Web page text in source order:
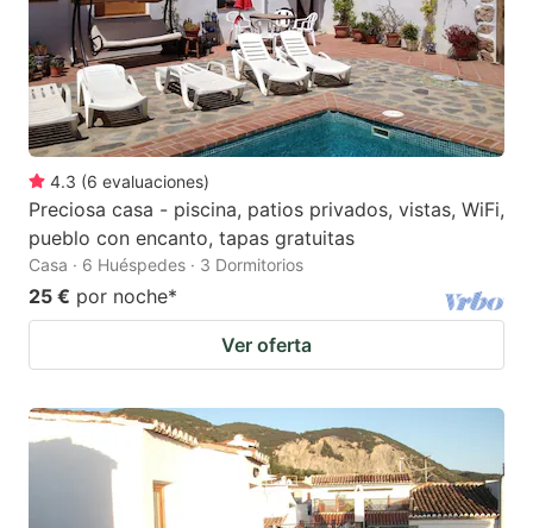
4.3 (6 evaluaciones)
Preciosa casa - piscina, patios privados, vistas, WiFi,
pueblo con encanto, tapas gratuitas
Casa · 6 Huéspedes · 3 Dormitorios
25 € por noche*
Ver oferta